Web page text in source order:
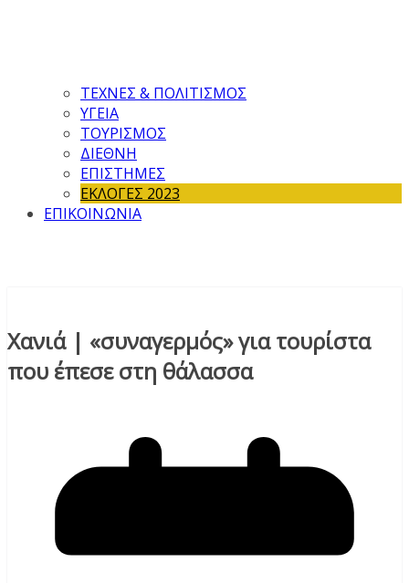
ΤΕΧΝΕΣ & ΠΟΛΙΤΙΣΜΟΣ
ΥΓΕΙΑ
ΤΟΥΡΙΣΜΟΣ
ΔΙΕΘΝΗ
ΕΠΙΣΤΗΜΕΣ
ΕΚΛΟΓΕΣ 2023
ΕΠΙΚΟΙΝΩΝΙΑ
Χανιά | «συναγερμός» για τουρίστα
που έπεσε στη θάλασσα